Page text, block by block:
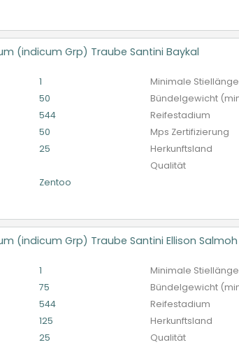
(indicum Grp) Traube Santini Baykal
1 Minimale Stiellänge
50
544 Reifestadium
50 Mps Zertifizierung
25 Herkunftsland
Qualität
Zentoo
(indicum Grp) Traube Santini Ellison Salmoh
1 Minimale Stiellänge
75
544 Reifestadium
125 Herkunftsland
25 Qualität
Salmoh